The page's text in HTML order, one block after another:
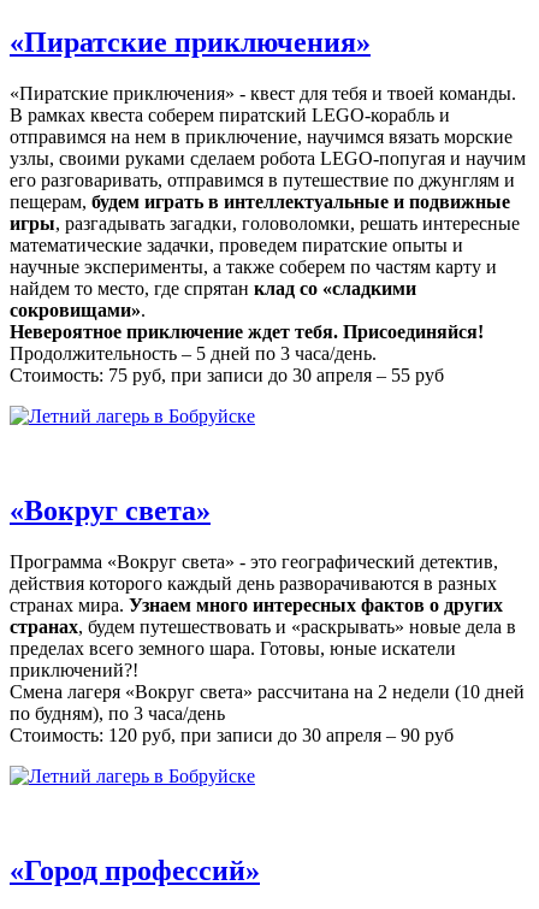
«Пиратские приключения»
«Пиратские приключения» - квест для тебя и твоей команды.
В рамках квеста соберем пиратский LEGO-корабль и
отправимся на нем в приключение, научимся вязать морские
узлы, своими руками сделаем робота LEGO-попугая и научим
его разговаривать, отправимся в путешествие по джунглям и
пещерам, будем играть в интеллектуальные и подвижные
игры, разгадывать загадки, головоломки, решать интересные
математические задачки, проведем пиратские опыты и
научные эксперименты, а также соберем по частям карту и
найдем то место, где спрятан клад со «сладкими
сокровищами».
Невероятное приключение ждет тебя. Присоединяйся!
Продолжительность – 5 дней по 3 часа/день.
Стоимость: 75 руб, при записи до 30 апреля – 55 руб
«Вокруг света»
Программа «Вокруг света» - это географический детектив,
действия которого каждый день разворачиваются в разных
странах мира. Узнаем много интересных фактов о других
странах, будем путешествовать и «раскрывать» новые дела в
пределах всего земного шара. Готовы, юные искатели
приключений?!
Смена лагеря «Вокруг света» рассчитана на 2 недели (10 дней
по будням), по 3 часа/день
Стоимость: 120 руб, при записи до 30 апреля – 90 руб
«Город профессий»